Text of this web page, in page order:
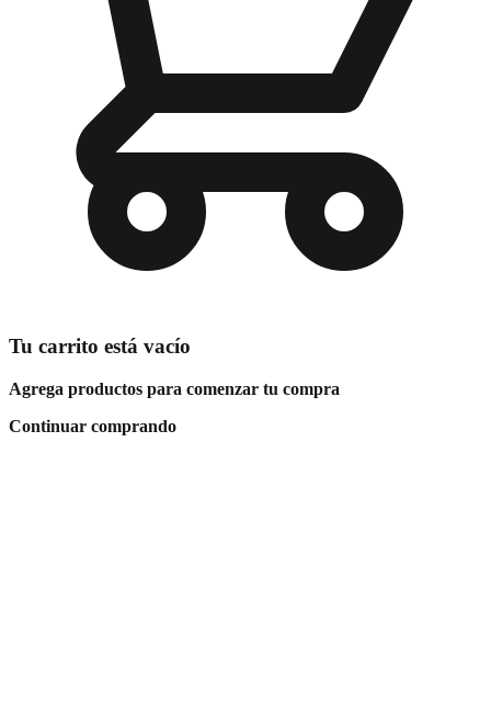
Tu carrito está vacío
Agrega productos para comenzar tu compra
Continuar comprando